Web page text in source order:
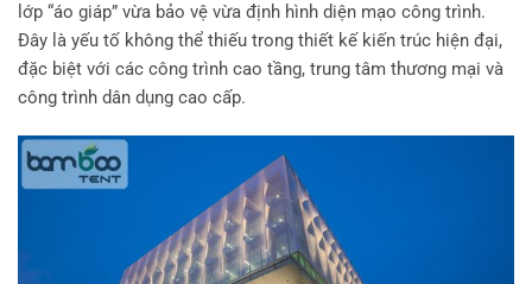
lớp “áo giáp” vừa bảo vệ vừa định hình diện mạo công trình.
Đây là yếu tố không thể thiếu trong thiết kế kiến trúc hiện đại,
đặc biệt với các công trình cao tầng, trung tâm thương mại và
công trình dân dụng cao cấp.